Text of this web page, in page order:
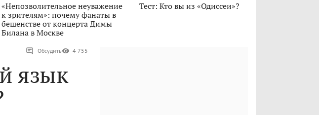
«Непозволительное неуважение
к зрителям»: почему фанаты в
бешенстве от концерта Димы
Билана в Москве
Тест: Кто вы из «Одиссеи»?
Обсудить 4 755
язык